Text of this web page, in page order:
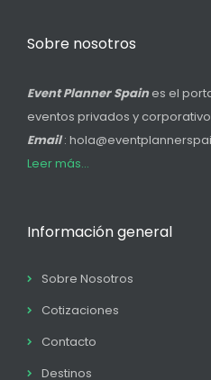
Sobre nosotros
Event Planner Spain es el
eventos privados y
Email:
Leer más...
Información general
Sobre Nosotros
Cotizaciones
Contacto
Destinos